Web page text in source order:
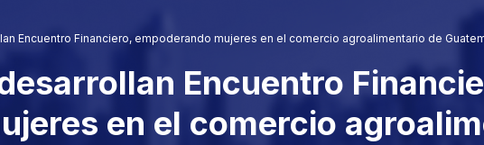
Encuentro Financiero, empoderando mujeres en el comercio agroalimentario de
Encuentro
en el comercio